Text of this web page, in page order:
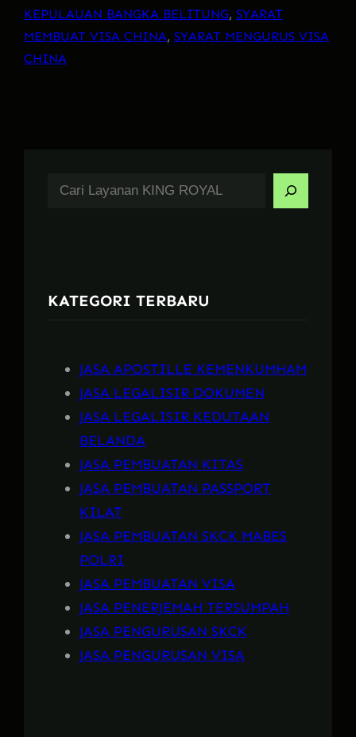
KEPULAUAN BANGKA BELITUNG, SYARAT
MEMBUAT VISA CHINA, SYARAT MENGURUS VISA
CHINA
h
KATEGORI TERBARU
JASA APOSTILLE KEMENKUMHAM
JASA LEGALISIR DOKUMEN
JASA LEGALISIR KEDUTAAN
BELANDA
JASA PEMBUATAN KITAS
JASA PEMBUATAN PASSPORT
KILAT
JASA PEMBUATAN SKCK MABES
POLRI
JASA PEMBUATAN VISA
JASA PENERJEMAH TERSUMPAH
JASA PENGURUSAN SKCK
JASA PENGURUSAN VISA